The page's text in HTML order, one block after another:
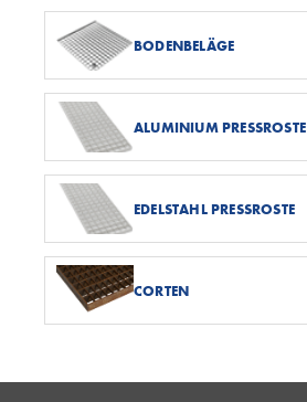
BODENBELÄGE
ALUMINIUM PRESSROSTE
EDELSTAHL PRESSROSTE
CORTEN